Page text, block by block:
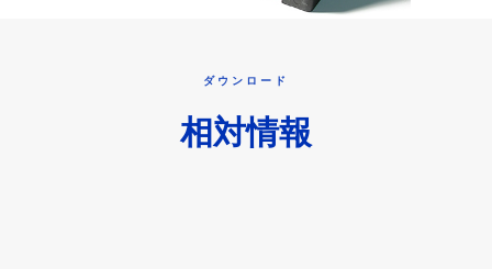
ダウンロード
相対情報